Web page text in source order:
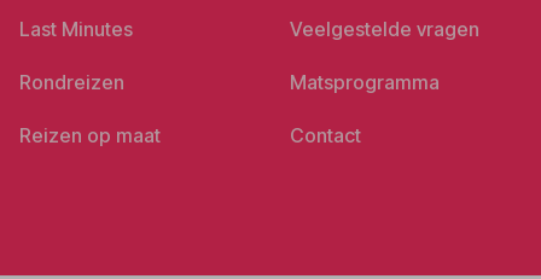
Last Minutes
Rondreizen
Reizen op maat
Veelgestelde vragen
Matsprogramma
Contact